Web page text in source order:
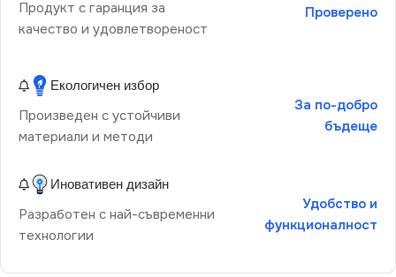
Продукт с гаранция за
качество и удовлетвореност
Проверено
Екологичен избор
Произведен с устойчиви
материали и методи
За по-добро
бъдеще
Иновативен дизайн
Разработен с най-съвременни
технологии
Удобство и
функционалност